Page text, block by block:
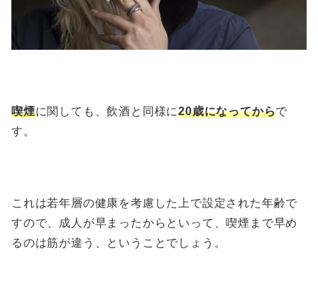
喫煙に関しても、飲酒と同様に20歳になってからで
す。
これは若年層の健康を考慮した上で設定された年齢で
すので、成人が早まったからといって、喫煙まで早め
るのは筋が違う、ということでしょう。